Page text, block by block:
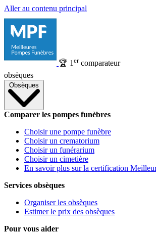
Aller au contenu principal
🏆 1 ercomparateur
obsèques
Obsèques
Comparer les pompes funèbres
Choisir une pompe funèbre
Choisir un crematorium
Choisir un funérarium
Choisir un cimetière
En savoir plus sur la certification
Services obsèques
Organiser les obsèques
Estimer le prix des obsèques
Pour vous aider